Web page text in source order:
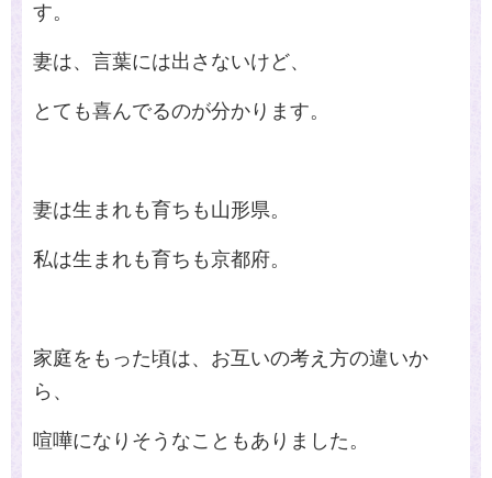
す。
妻は、言葉には出さないけど、
とても喜んでるのが分かります。
妻は生まれも育ちも山形県。
私は生まれも育ちも京都府。
家庭をもった頃は、お互いの考え方の違いか
ら、
喧嘩になりそうなこともありました。